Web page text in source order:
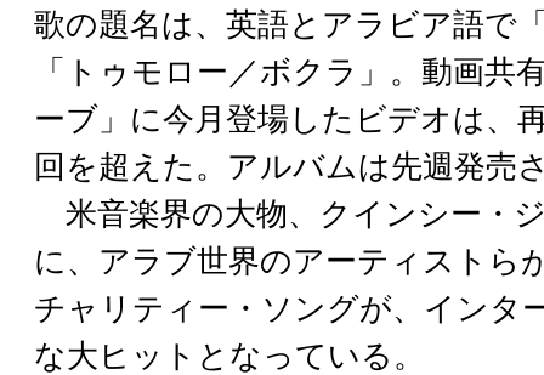
歌の題名は、英語とアラビア語で
「トゥモロー／ボクラ」。動画共
ーブ」に今月登場したビデオは、
回を超えた。アルバムは先週発売
米音楽界の大物、クインシー・
に、アラブ世界のアーティストら
チャリティー・ソングが、インタ
な大ヒットとなっている。